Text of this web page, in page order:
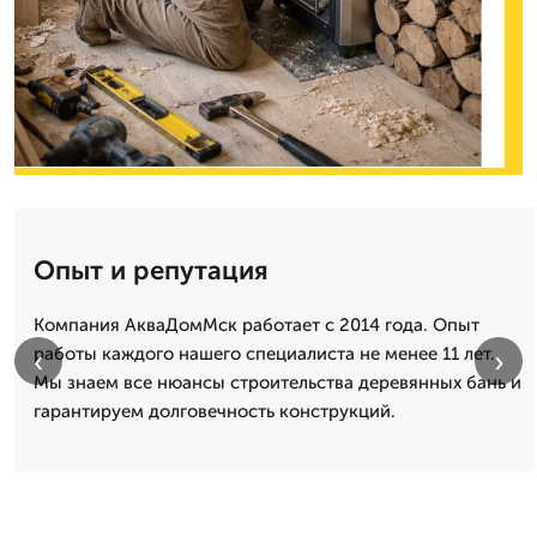
Опыт и репутация
Компания АкваДомМск работает с 2014 года. Опыт
работы каждого нашего специалиста не менее 11 лет.
Мы знаем все нюансы строительства деревянных бань и
гарантируем долговечность конструкций.
‹ ›